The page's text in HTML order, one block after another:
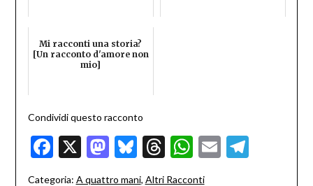
Mi racconti una storia?
[Un racconto d'amore non
mio]
Condividi questo racconto
Facebook
X Mastodon
Bluesky
Threads
WhatsApp
Email
Categoria: A quattro mani, Altri Racconti